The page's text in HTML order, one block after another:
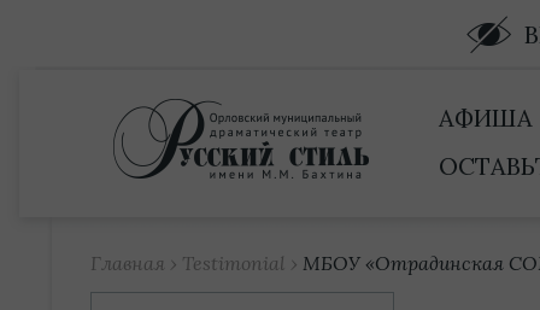
АФИША
Главная › Testimonial › МБОУ «Отрадинская